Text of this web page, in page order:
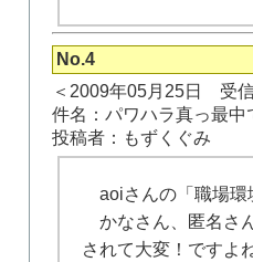
No.4
＜2009年05月25日 受
件名：パワハラ真っ最中
投稿者：もずくぐみ
aoiさんの「職場環
かなさん、匿名さ
されて大変！ですよ